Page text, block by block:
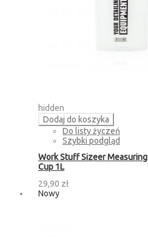
hidden
Dodaj do koszyka
Do listy życzeń
Szybki podgląd
Work Stuff Sizeer Measuring
Cup 1L
29,90 zł
Nowy